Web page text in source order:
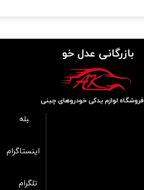
بازرگانی عدل خو
فروشگاه لوازم یدکی خودروهای چینی
تلگرام
اینستاگرام
​بلبله​​​​​​​بله